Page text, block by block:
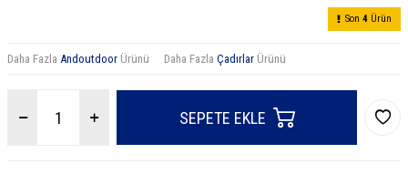
Son 4 Ürün
Daha Fazla Andoutdoor Ürünü Daha Fazla Çadırlar Ürünü
SEPETE EKLE